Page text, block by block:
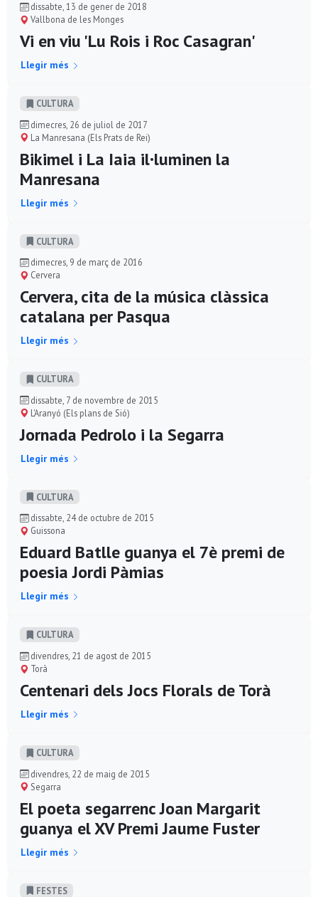
dissabte, 13 de gener de 2018
Vallbona de les Monges
Vi en viu 'Lu Rois i Roc Casagran'
Llegir més
CULTURA
dimecres, 26 de juliol de 2017
La Manresana (Els Prats de Rei)
Bikimel i La Iaia il·luminen la
Manresana
Llegir més
CULTURA
dimecres, 9 de març de 2016
Cervera
Cervera, cita de la música clàssica
catalana per Pasqua
Llegir més
CULTURA
dissabte, 7 de novembre de 2015
L'Aranyó (Els plans de Sió)
Jornada Pedrolo i la Segarra
Llegir més
CULTURA
dissabte, 24 de octubre de 2015
Guissona
Eduard Batlle guanya el 7è premi de
poesia Jordi Pàmias
Llegir més
CULTURA
divendres, 21 de agost de 2015
Torà
Centenari dels Jocs Florals de Torà
Llegir més
CULTURA
divendres, 22 de maig de 2015
Segarra
El poeta segarrenc Joan Margarit
guanya el XV Premi Jaume Fuster
Llegir més
FESTES